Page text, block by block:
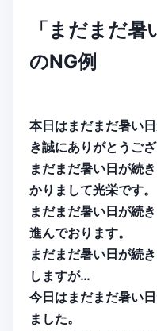
「まだまだ暑
のNG例
本日はまだまだ暑い
き誠にありがとうござ
まだまだ暑い日が続
かりまして光栄です。
まだまだ暑い日が続
進んでおります。
まだまだ暑い日が続
しますが…
今日はまだまだ暑い
ました。